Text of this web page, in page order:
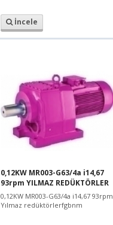
İncele
0,12KW MR003-G63/4a i14,67
93rpm YILMAZ REDÜKTÖRLER
0,12KW MR003-G63/4a i14,67 93rpm
Yılmaz redüktörlerfgbnm